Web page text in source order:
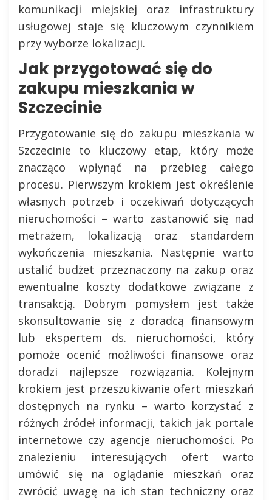
komunikacji miejskiej oraz infrastruktury
usługowej staje się kluczowym czynnikiem
przy wyborze lokalizacji.
Jak przygotować się do
zakupu mieszkania w
Szczecinie
Przygotowanie się do zakupu mieszkania w
Szczecinie to kluczowy etap, który może
znacząco wpłynąć na przebieg całego
procesu. Pierwszym krokiem jest określenie
własnych potrzeb i oczekiwań dotyczących
nieruchomości – warto zastanowić się nad
metrażem, lokalizacją oraz standardem
wykończenia mieszkania. Następnie warto
ustalić budżet przeznaczony na zakup oraz
ewentualne koszty dodatkowe związane z
transakcją. Dobrym pomysłem jest także
skonsultowanie się z doradcą finansowym
lub ekspertem ds. nieruchomości, który
pomoże ocenić możliwości finansowe oraz
doradzi najlepsze rozwiązania. Kolejnym
krokiem jest przeszukiwanie ofert mieszkań
dostępnych na rynku – warto korzystać z
różnych źródeł informacji, takich jak portale
internetowe czy agencje nieruchomości. Po
znalezieniu interesujących ofert warto
umówić się na oglądanie mieszkań oraz
zwrócić uwagę na ich stan techniczny oraz